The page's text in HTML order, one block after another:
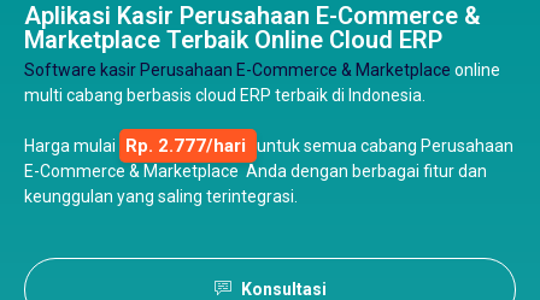
Aplikasi Kasir Perusahaan E-Commerce &
Marketplace Terbaik Online Cloud ERP
Software kasir Perusahaan E-Commerce & Marketplace online
multi cabang berbasis cloud ERP terbaik di Indonesia.
Harga mulai Rp. 2.777/hari untuk semua cabang Perusahaan
E-Commerce & Marketplace Anda dengan berbagai fitur dan
keunggulan yang saling terintegrasi.
Konsultasi